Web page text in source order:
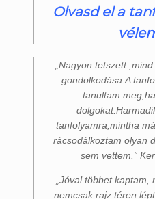
Olvasd el a
„Nagyon tetszett
gondolkodása.A
tanultam
tanfolyamra,mintha
rácsodálkoztam olyan
sem vettem.”
„Jóval többet
nemcsak rajz téren